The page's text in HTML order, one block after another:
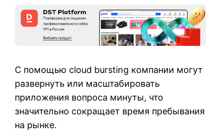
С помощью cloud bursting компании могут
развернуть или масштабировать
приложения вопроса минуты, что
значительно сокращает время пребывания
на рынке.